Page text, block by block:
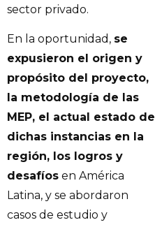
sector privado.
En la oportunidad, se
expusieron el origen y
propósito del proyecto,
la metodología de las
MEP, el actual estado de
dichas instancias en la
región, los logros y
desafíos en América
Latina, y se abordaron
casos de estudio y